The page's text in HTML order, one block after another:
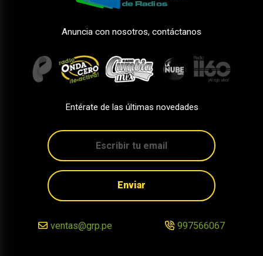
Anuncia con nosotros, contáctanos
Entérate de las últimas novedades
Enviar
ventas@grp.pe 997566067